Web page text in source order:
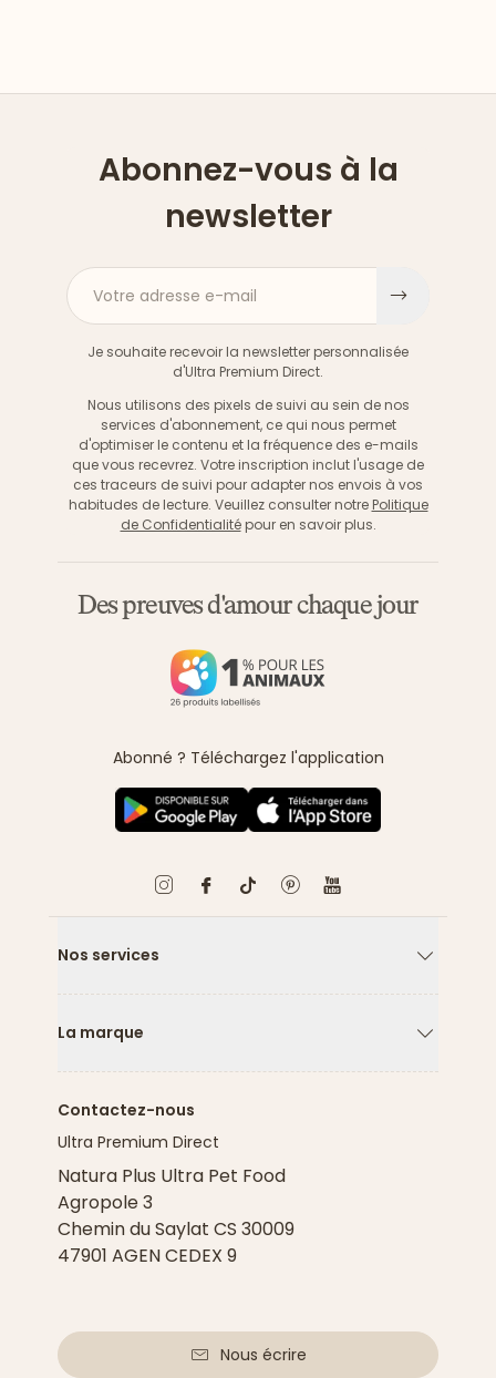
Abonnez-vous à la
newsletter
Votre adresse e-mail
Je souhaite recevoir la newsletter personnalisée
d'Ultra Premium Direct.
Nous utilisons des pixels de suivi au sein de nos
services d'abonnement, ce qui nous permet
d'optimiser le contenu et la fréquence des e-mails
que vous recevrez. Votre inscription inclut l'usage de
ces traceurs de suivi pour adapter nos envois à vos
habitudes de lecture. Veuillez consulter notre Politique
de Confidentialitépour en savoir plus.
Des preuves d'amour chaque jour
Abonné ? Téléchargez l'application
Nos services
La marque
Contactez-nous
Ultra Premium Direct
Natura Plus Ultra Pet Food
Agropole 3
Chemin du Saylat CS 30009
47901 AGEN CEDEX 9
Nous écrire